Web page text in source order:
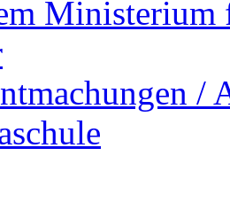
Ministerium
/